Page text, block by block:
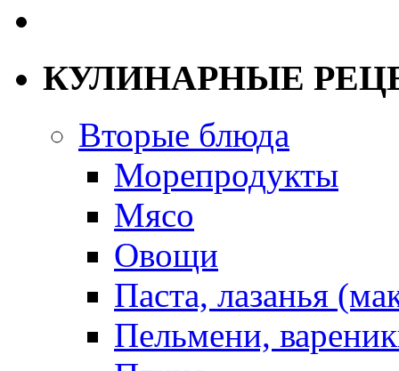
КУЛИНАРНЫЕ
Вторые блюда
Морепродукты
Мясо
Овощи
Паста, лазанья
Пельмени,